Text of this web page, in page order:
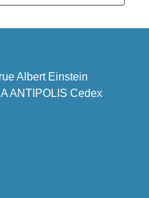
Albert Einstein
ANTIPOLIS Cedex